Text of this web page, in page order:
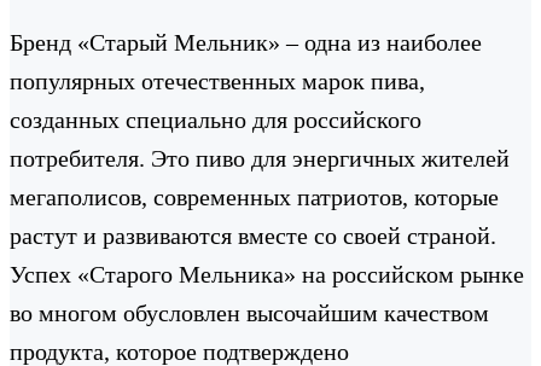
Бренд «Старый Мельник» – одна из наиболее
популярных отечественных марок пива,
созданных специально для российского
потребителя. Это пиво для энергичных жителей
мегаполисов, современных патриотов, которые
растут и развиваются вместе со своей страной.
Успех «Старого Мельника» на российском рынке
во многом обусловлен высочайшим качеством
продукта, которое подтверждено